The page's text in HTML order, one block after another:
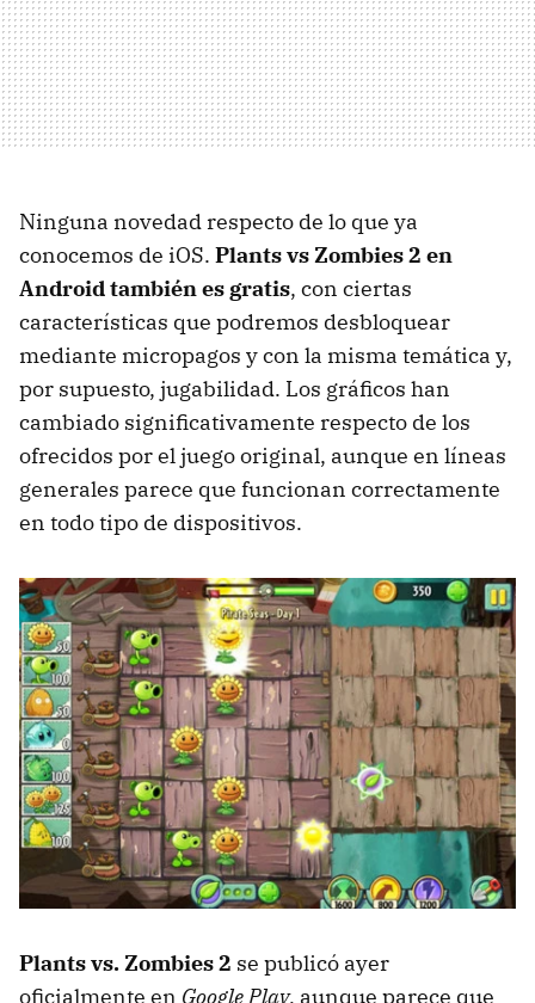
Ninguna novedad respecto de lo que ya
conocemos de iOS. Plants vs Zombies 2 en
Android también es gratis, con ciertas
características que podremos desbloquear
mediante micropagos y con la misma temática y,
por supuesto, jugabilidad. Los gráficos han
cambiado significativamente respecto de los
ofrecidos por el juego original, aunque en líneas
generales parece que funcionan correctamente
en todo tipo de dispositivos.
Plants vs. Zombies 2 se publicó ayer
oficialmente en Google Play, aunque parece que